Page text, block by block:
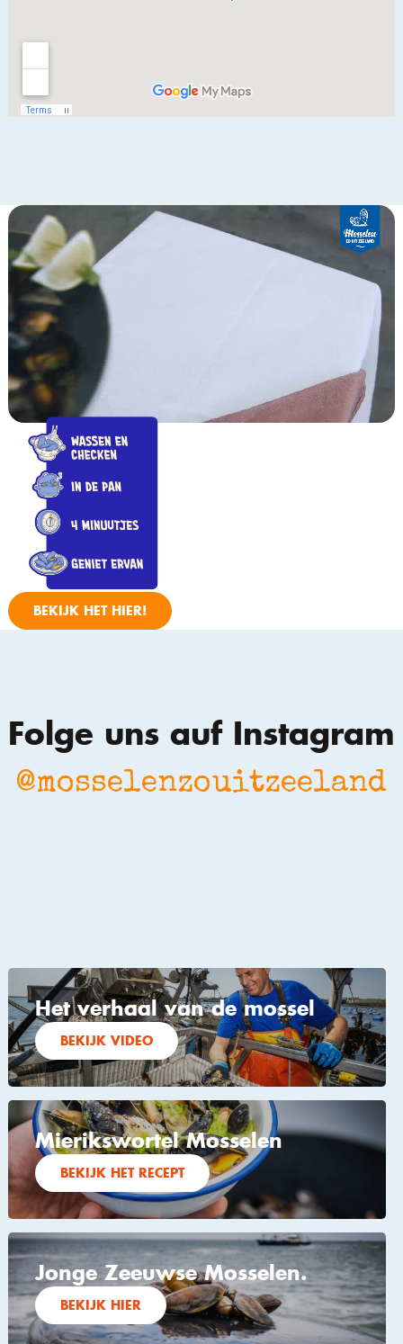
BEKIJK HET HIER!
Folge uns auf Instagram
@mosselenzouitzeeland
Het verhaal van de mossel
BEKIJK VIDEO
Mierikswortel Mosselen
BEKIJK HET RECEPT
Jonge Zeeuwse Mosselen.
BEKIJK HIER